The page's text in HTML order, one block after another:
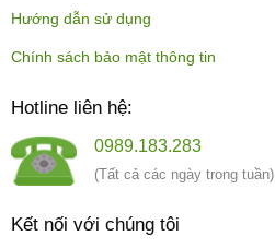
Hướng dẫn sử dụng
Chính sách bảo mật thông tin
Hotline liên hệ:
0989.183.283
(Tất cả các ngày trong tuần)
Kết nối với chúng tôi